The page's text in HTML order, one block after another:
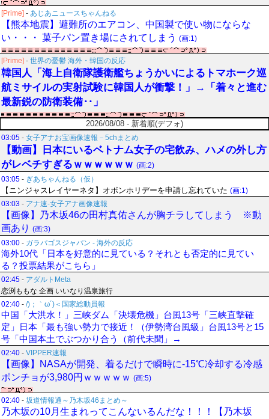
[Prime] - あじあニュースちゃんねる
【熊本地震】避難所のエアコン、中国製で使い物にならな
い・・・ 菓子パン置き場にされてしまう (画:1)
[Prime] - 世界の憂鬱 海外・韓国の反応
韓国人「海上自衛隊護衛艦ちょうかいによるトマホーク巡
航ミサイルの実射試験に韓国人が衝撃！」→「着々と進む
最新鋭の防衛装備‥」
2026/08/08 - 新着順(デフォ)
03:05 - 女子アナお宝画像速報－5chまとめ
【動画】日本にいるベトナム女子の宅飲み、ハメの外し方
がレベチすぎるｗｗｗｗｗｗ (画:2)
03:05 - ぎあちゃんねる（仮）
【ニンジャスレイヤーネタ】オボンホリデーを申請し忘れていた (画:1)
03:03 - アナ速‐女子アナ画像速報
【画像】乃木坂46の田村真佑さんが胸チラしてしまう ※動
画あり (画:3)
03:00 - ガラパゴスジャパン - 海外の反応
海外10代「日本を好意的に見ている？それとも否定的に見てい
る？投票結果がこちら」
02:45 - アダルトMeta
恋渕ももな 企画 いいなり温泉旅行
02:40 - /)；｀ω´)＜国家総動員報
中国「大洪水！」三峡ダム「決壊危機」台風13号「三峡直撃確
定」日本「最も強い勢力で接近！（伊勢湾台風級」台風13号と15
号「中国本土でぶつかり合う（前代未聞」→
02:40 - VIPPER速報
【画像】NASAが開発、着るだけで瞬時に-15℃冷却する冷感
ポンチョが3,980円ｗｗｗｗｗ (画:5)
02:40 - 坂道情報通～乃木坂46まとめ～
乃木坂の10月生まれってこんないるんだな！！！【乃木坂